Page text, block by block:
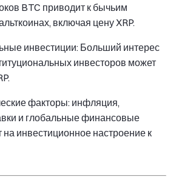
BTC приводит к бычьим
включая цену XRP.
инвестиции: Больший интерес
инвесторов может
факторы: инфляция,
и глобальные финансовые
инвестиционное настроение к